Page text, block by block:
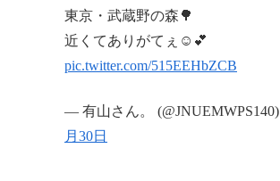
東京・武蔵野の森🌳
近くてありがてぇ☺️💕
pic.twitter.com/515EEHbZCB
— 有山さん。 (@JNUEMWPS140)
月30日